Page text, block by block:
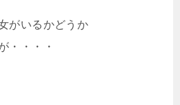
がいるかどうか
・・・・